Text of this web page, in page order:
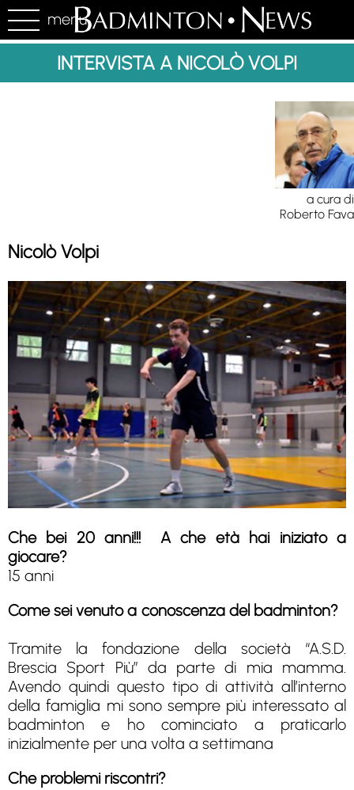
menu
INTERVISTA A NICOLÒ VOLPI
a cura di
Roberto Fava
Nicolò Volpi
Che bei 20 anni!!! A che età hai iniziato a
giocare?
15 anni
Come sei venuto a conoscenza del badminton?
Tramite la fondazione della società “A.S.D.
Brescia Sport Più” da parte di mia mamma.
Avendo quindi questo tipo di attività all’interno
della famiglia mi sono sempre più interessato al
badminton e ho cominciato a praticarlo
inizialmente per una volta a settimana
Che problemi riscontri?